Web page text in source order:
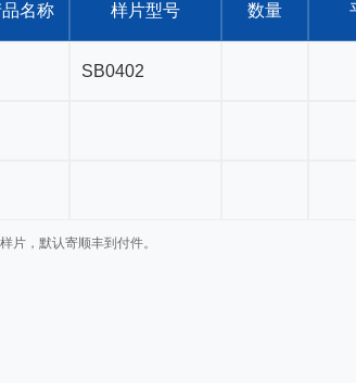
名称 样片型号 数量
片，默认寄顺丰到付件。